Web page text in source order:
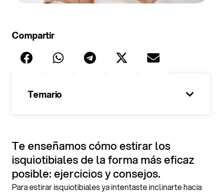
Te enseñamos cómo estirar los
isquiotibiales de la forma más eficaz
posible: ejercicios y consejos.
Para estirar isquiotibiales ya intentaste inclinarte hacia
100%
Temario
Compartir